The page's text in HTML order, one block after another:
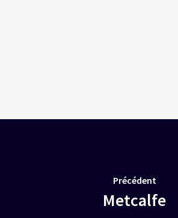
Précédent
Metcalfe